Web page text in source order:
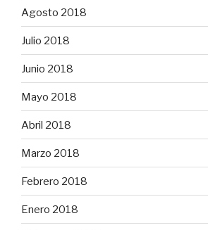
Agosto 2018
Julio 2018
Junio 2018
Mayo 2018
Abril 2018
Marzo 2018
Febrero 2018
Enero 2018